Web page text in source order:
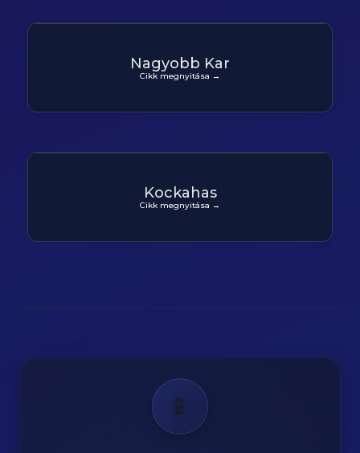
Nagyobb Kar
Cikk megnyitása →
Kockahas
Cikk megnyitása →
📱